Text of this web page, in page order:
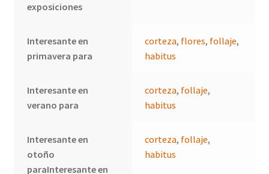
exposiciones
Interesante en
primavera para
corteza, flores, follaje,
habitus
Interesante en
verano para
corteza, follaje,
habitus
Interesante en
otoño
paraInteresante en
corteza, follaje,
habitus